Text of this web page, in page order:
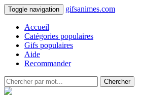
Toggle navigation gifsanimes.com
Accueil
Catégories populaires
Gifs populaires
Aide
Recommander
Chercher